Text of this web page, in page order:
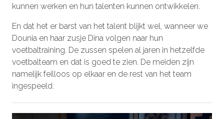
kunnen werken en hun talenten kunnen ontwikkelen.
En dat het er barst van het talent blijkt wel, wanneer we
Dounia en haar zusje Dina volgen naar hun
voetbaltraining. De zussen spelen al jaren in hetzelfde
voetbalteam en dat is goed te zien. De meiden zijn
namelijk feilloos op elkaar en de rest van het team
ingespeeld.